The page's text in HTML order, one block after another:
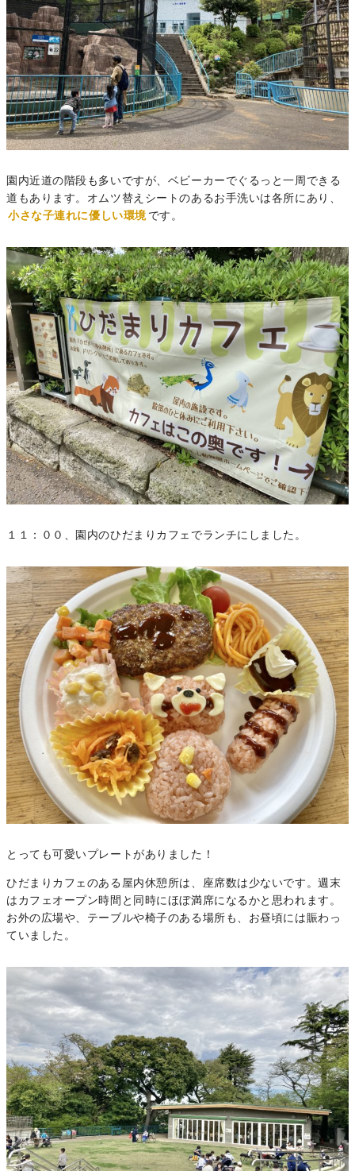
園内近道の階段も多いですが、ベビーカーでぐるっと一周できる
道もあります。オムツ替えシートのあるお手洗いは各所にあり、
小さな子連れに優しい環境 です。
１１：００、園内のひだまりカフェでランチにしました。
とっても可愛いプレートがありました！
ひだまりカフェのある屋内休憩所は、座席数は少ないです。週末
はカフェオープン時間と同時にほぼ満席になるかと思われます。
お外の広場や、テーブルや椅子のある場所も、お昼頃には賑わっ
ていました。